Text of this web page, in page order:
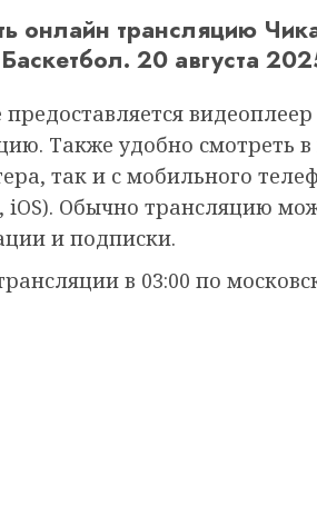
онлайн трансляцию
20 августа
предоставляется
Также удобно смотреть
так и с мобильного
iOS). Обычно трансляцию
и подписки.
в 03:00 по